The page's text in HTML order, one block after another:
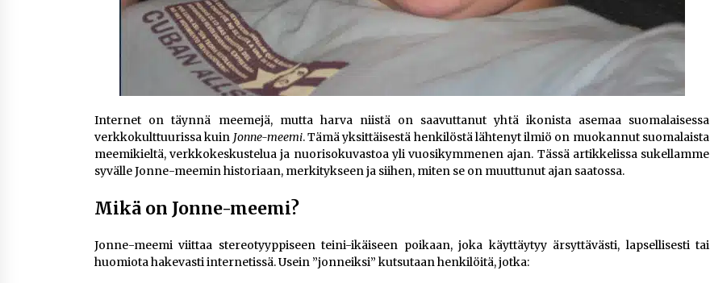
Internet on täynnä meemejä, mutta harva niistä on saavuttanut yhtä ikonista asemaa suomalaisessa
verkkokulttuurissa kuin Jonne-meemi. Tämä yksittäisestä henkilöstä lähtenyt ilmiö on muokannut suomalaista
meemikieltä, verkkokeskustelua ja nuorisokuvastoa yli vuosikymmenen ajan. Tässä artikkelissa sukellamme
syvälle Jonne-meemin historiaan, merkitykseen ja siihen, miten se on muuttunut ajan saatossa.
Mikä on Jonne-meemi?
Jonne-meemi viittaa stereotyyppiseen teini-ikäiseen poikaan, joka käyttäytyy ärsyttävästi, lapsellisesti tai
huomiota hakevasti internetissä. Usein ”jonneiksi” kutsutaan henkilöitä, jotka: